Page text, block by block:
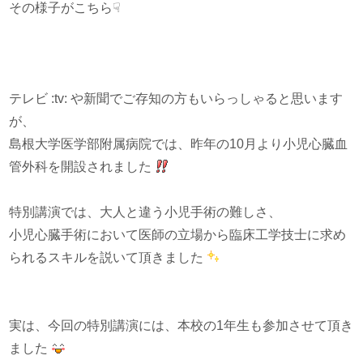
その様子がこちら☟
テレビ :tv: や新聞でご存知の方もいらっしゃると思います
が、
島根大学医学部附属病院では、昨年の10月より小児心臓血
管外科を開設されました
特別講演では、大人と違う小児手術の難しさ、
小児心臓手術において医師の立場から臨床工学技士に求め
られるスキルを説いて頂きました
実は、今回の特別講演には、本校の1年生も参加させて頂き
ました